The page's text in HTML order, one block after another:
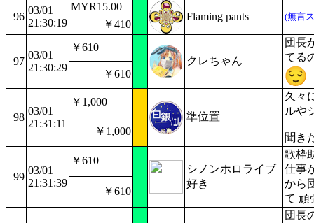
96
03/01
21:30:19
MYR15.00
Flaming pants
(無言
￥410
97
03/01
21:30:29
￥610
クレちゃん
団長
てる
￥610
98
03/01
21:31:11
￥1,000
準位置
久々
ルや
聞き
￥1,000
99
03/01
21:31:39
￥610
シノンホロライブ
好き
歌枠
仕事
から
て 頑
￥610
団長